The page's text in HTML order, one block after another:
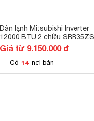
Dàn lạnh Mitsubishi Inverter
12000 BTU 2 chiều
W gas R-410A
Giá từ 9.150.000 đ
Có 14 nơi bán